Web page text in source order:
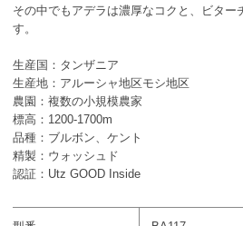
その中でもアデラは濃厚なコクと、ビター
す。
生産国：タンザニア
生産地：アルーシャ地区モシ地区
農園：複数の小規模農家
標高：1200-1700m
品種：ブルボン、ケント
精製：ウォッシュド
認証：Utz GOOD Inside